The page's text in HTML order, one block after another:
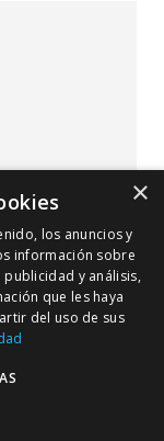
VINOCRUSH
CON COLOR
3 30 ML
€
×
los anuncios y
información sobre
y análisis,
que les haya
del uso de sus